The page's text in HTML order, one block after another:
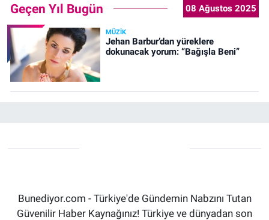
Geçen Yıl Bugün 08 Ağustos 2025
MÜZIK
Jehan Barbur’dan yüreklere
dokunacak yorum: “Bağışla Beni”
Bunediyor.com - Türkiye'de Gündemin Nabzını Tutan
Güvenilir Haber Kaynağınız! Türkiye ve dünyadan son